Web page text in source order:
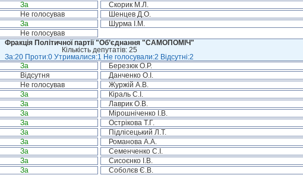
За Скорик М.Л.
Не голосував Шенцев Д.О.
За Шурма І.М.
Не голосував
Фракція Політичної партії "Об’єднання "САМОПОМІЧ"
Кількість депутатів: 25
За:20 Проти:0 Утрималися:1 Не голосували:2 Відсутні:2
За Березюк О.Р.
Відсутня Данченко О.І.
Не голосував Журжій А.В.
За Кіраль С.І.
За Лаврик О.В.
За Мірошніченко І.В.
За Острікова Т.Г.
За Підлісецький Л.Т.
За Романова А.А.
За Семенченко С.І.
За Сисоєнко І.В.
За Соболєв Є.В.